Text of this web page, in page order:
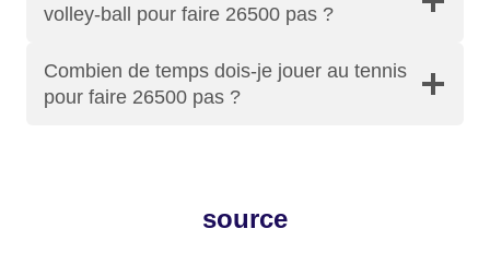
volley-ball pour faire 26500 pas ?
Combien de temps dois-je jouer au tennis
pour faire 26500 pas ?
source